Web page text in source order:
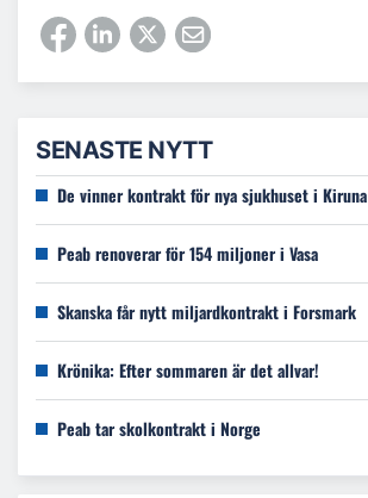
SENASTE NYTT
De vinner kontrakt för nya sjukhuset i Kiruna
Peab renoverar för 154 miljoner i Vasa
Skanska får nytt miljardkontrakt i Forsmark
Krönika: Efter sommaren är det allvar!
Peab tar skolkontrakt i Norge